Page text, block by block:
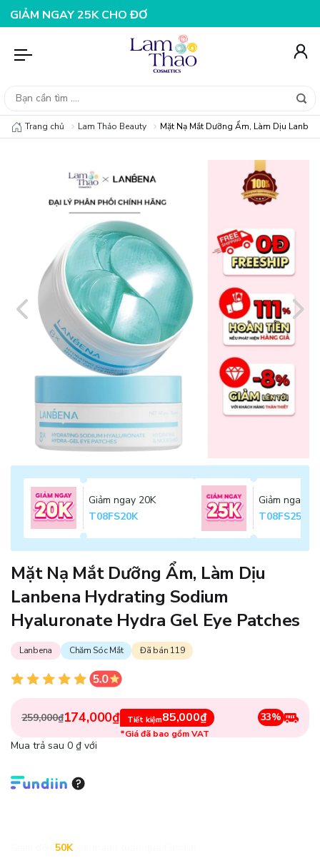
25K CHO ĐƠN HÀNG 99K
Trang chủ Lam Thảo Beauty Mặt Nạ Mắt Dưỡng Ẩm, Làm Dịu
Giảm ngay 20K
T08FS20K
Giảm ngay
T08FS25K
Mặt Nạ Mắt Dưỡng Ẩm, Làm Dịu
Lanbena Hydrating Sodium
Hyaluronate Hydra Gel Eye Patches
Lanbena Chăm Sóc Mắt Đã bán 119
259,000₫174,000₫ Tiết kiệm85,000₫
*Giá đã bao gồm VAT
33%
Mua trả sau 0 ₫ với
50K